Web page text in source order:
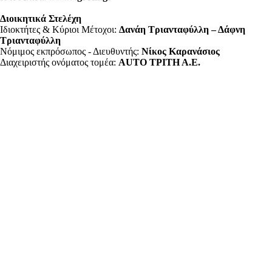
Διοικητικά Στελέχη
Ιδιοκτήτες & Κύριοι Μέτοχοι: Δανάη Τριανταφύλλη – Δάφνη
Τριανταφύλλη
Νόμιμος εκπρόσωπος - Διευθυντής: Νίκος Καρανάσιος
Διαχειριστής ονόματος τομέα: ΑUTO ΤΡΙΤΗ Α.Ε.